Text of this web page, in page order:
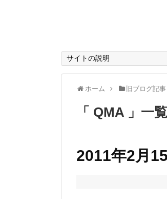
サイトの説明
ホーム 旧ブログ記事
「 QMA 」一覧
2011年2月